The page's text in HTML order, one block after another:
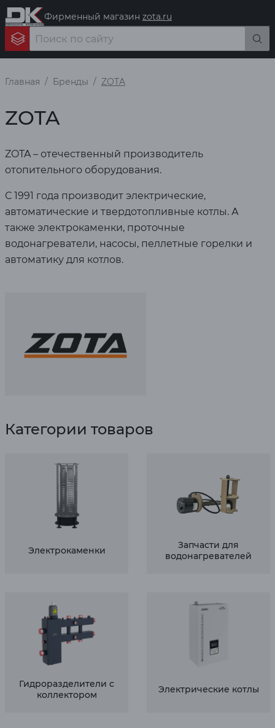
Фирменный магазин zota.ru
Главная Бренды ZOTA
ZOTA
ZOTA – отечественный производитель
отопительного оборудования.
С 1991 года производит электрические,
автоматические и твердотопливные котлы. А
также электрокаменки, проточные
водонагреватели, насосы, пеллетные горелки и
автоматику для котлов.
Категории товаров
Электрокаменки
Запчасти для
водонагревателей
Гидроразделители с
коллектором
Электрические котлы